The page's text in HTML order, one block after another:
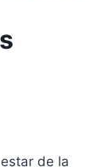
de la